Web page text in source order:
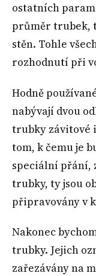
ostatních
průměr trubek,
stěn. Tohle
rozhodnutí při
Hodně
nabývají dvou
trubky závitové
tom, k čemu je
speciální přání,
trubky, ty jsou
připravovány v
Nakonec
trubky. Jejich
zařezávány na